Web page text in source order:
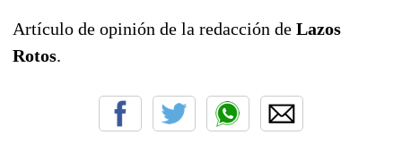
Artículo de opinión de la redacción de Lazos
Rotos.